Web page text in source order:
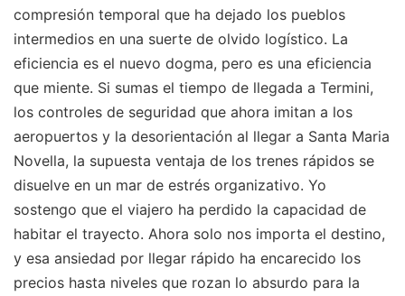
compresión temporal que ha dejado los pueblos
intermedios en una suerte de olvido logístico. La
eficiencia es el nuevo dogma, pero es una eficiencia
que miente. Si sumas el tiempo de llegada a Termini,
los controles de seguridad que ahora imitan a los
aeropuertos y la desorientación al llegar a Santa Maria
Novella, la supuesta ventaja de los trenes rápidos se
disuelve en un mar de estrés organizativo. Yo
sostengo que el viajero ha perdido la capacidad de
habitar el trayecto. Ahora solo nos importa el destino,
y esa ansiedad por llegar rápido ha encarecido los
precios hasta niveles que rozan lo absurdo para la